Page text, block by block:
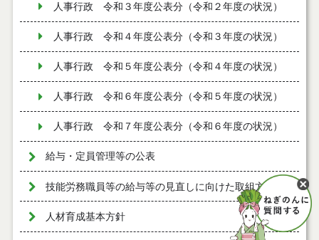
人事行政 令和３年度公表分（令和２年度の状況）
人事行政 令和４年度公表分（令和３年度の状況）
人事行政 令和５年度公表分（令和４年度の状況）
人事行政 令和６年度公表分（令和５年度の状況）
人事行政 令和７年度公表分（令和６年度の状況）
給与・定員管理等の公表
技能労務職員等の給与等の見直しに向けた取組方針
人材育成基本方針